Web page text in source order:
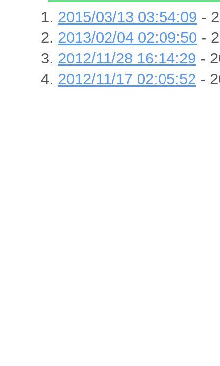
2015/03/13 03:54:09 -
2013/02/04 02:09:50 -
2012/11/28 16:14:29 -
2012/11/17 02:05:52 -